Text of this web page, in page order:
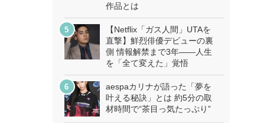
作品とは
【Netflix「ガス人間」UTAを
直撃】鮮烈俳優デビューの裏
側 情報解禁まで3年――人生
を「全て変えた」覚悟
aespaカリナが語った「夢を
叶える秘訣」とは 約5分の取
材時間で“茶目っ気たっぷり”